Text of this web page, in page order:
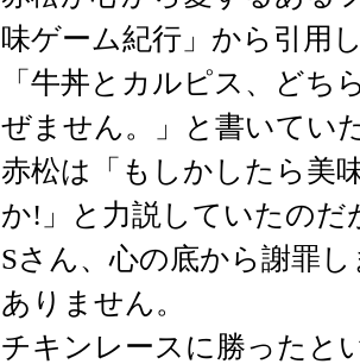
味ゲーム紀行」から引用
「牛丼とカルピス、どち
ぜません。」と書いてい
赤松は「もしかしたら美
か!」と力説していたのだ
Sさん、心の底から謝罪
ありません。
チキンレースに勝ったと